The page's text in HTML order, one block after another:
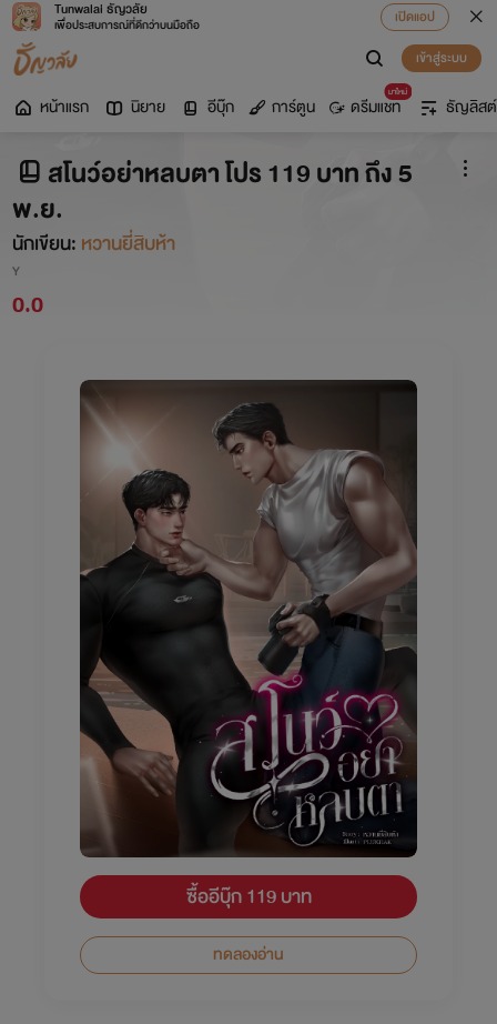
Tunwalai ธัญวลัย
เพื่อประสบการณ์ที่ดีกว่าบนมือถือ
เปิดแอป
เข้าสู่ระบบ
หน้าแรก นิยาย อีบุ๊ก การ์ตูน
มาใหม่
ดรีมแชท ธัญลิสต์
สโนว์อย่าหลบตา โปร 119 บาท ถึง 5
พ.ย.
นักเขียน: หวานยี่สิบห้า
Y
0.0
ซื้ออีบุ๊ก 119 บาท
ทดลองอ่าน